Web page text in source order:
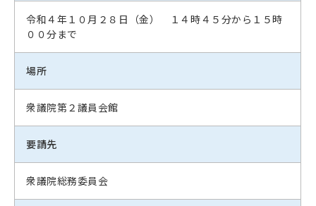
令和４年１０月２８日（金） １４時４５分から１５時
００分まで
場所
衆議院第２議員会館
要請先
衆議院総務委員会